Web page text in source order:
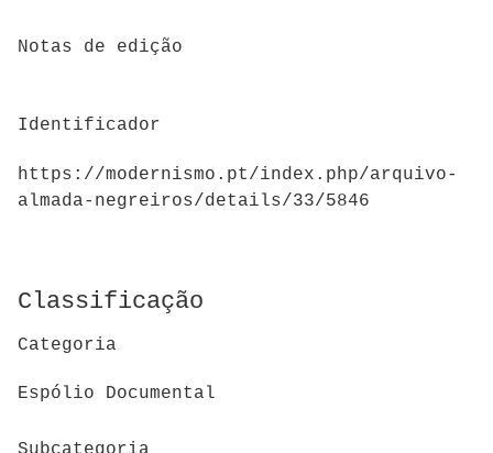
Notas de edição
Identificador
https://modernismo.pt/index.php/arquivo-
almada-negreiros/details/33/5846
Classificação
Categoria
Espólio Documental